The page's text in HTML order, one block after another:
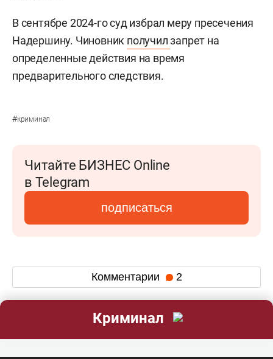
В сентябре 2024-го суд избрал меру пресечения
Надершину. Чиновник получилзапрет на
определенные действия на время
предварительного следствия.
#криминал
Читайте БИЗНЕС Online
в Telegram
подписаться
Комментарии 2
Криминал